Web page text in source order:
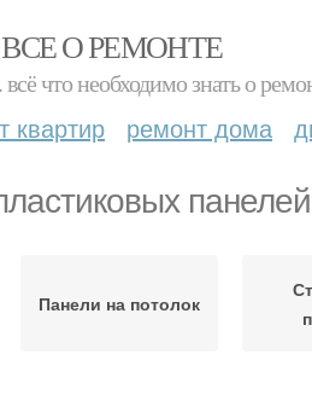
ВСЕ О РЕМОНТЕ
что необходимо знать о
квартир ремонт дома
панелей
Панели на потолок